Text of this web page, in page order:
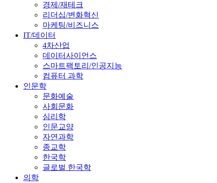
경제/재테크
리더십/변화혁신
마케팅/비즈니스
IT/데이터
4차산업
데이터사이언스
스마트팩토리/인공지능
컴퓨터 과학
인문학
문화예술
사회문화
심리학
인문교양
자연과학
종교학
한국학
글로벌 한국학
의학